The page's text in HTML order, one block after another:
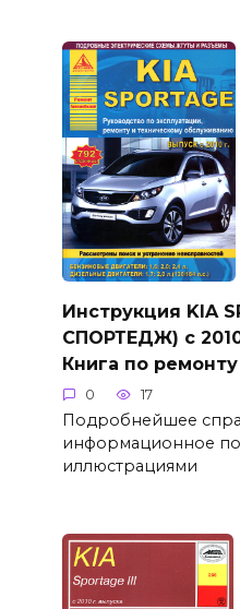
Инструкция KIA
СПОРТЕДЖ) с
Книга по
0 17
Подробнейшее
информационное
иллюстрациями